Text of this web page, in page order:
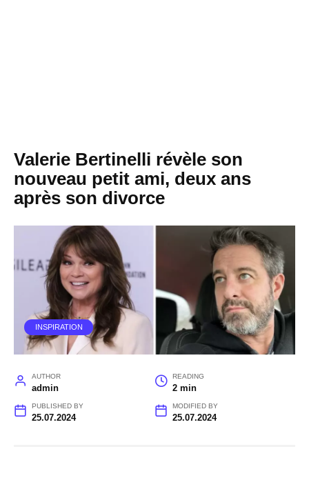
Valerie Bertinelli révèle son
nouveau petit ami, deux ans
après son divorce
INSPIRATION
AUTHOR
admin
READING
2 min
PUBLISHED BY
25.07.2024
MODIFIED BY
25.07.2024